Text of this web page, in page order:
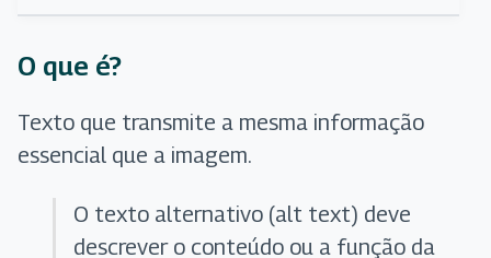
O que é?
Texto que transmite a mesma informação
essencial que a imagem.
O texto alternativo (alt text) deve
descrever o conteúdo ou a função da